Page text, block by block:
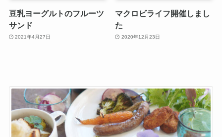
豆乳ヨーグルトのフルーツ
サンド
2021年4月27日
マクロビライフ開催しまし
た
2020年12月23日